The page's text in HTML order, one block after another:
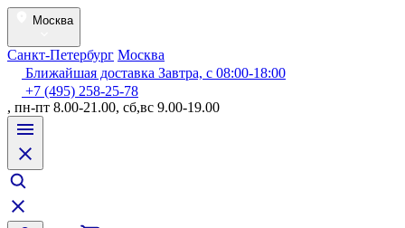
Москва
Санкт-Петербург Москва
Ближайшая доставка Завтра, с 08:00-18:00
+7 (495) 258-25-78
, пн-пт 8.00-21.00, сб,вс 9.00-19.00